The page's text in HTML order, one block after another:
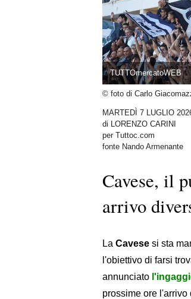
TUTTOmercatoWEB
© foto di Carlo
MARTEDÌ 7 LUGLIO
di LORENZO CARINI
per Tuttoc.com
fonte Nando Armenante
Cavese, il
arrivo
La Cavese si sta
l'obiettivo di farsi
annunciato
prossime ore